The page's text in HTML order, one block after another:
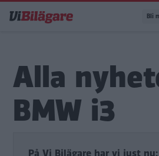
till
Bli
Alla
BMW i3